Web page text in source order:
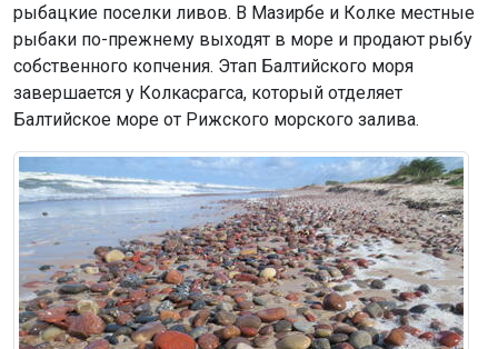
рыбацкие поселки ливов. В Мазирбе и Колке местные
рыбаки по-прежнему выходят в море и продают рыбу
собственного копчения. Этап Балтийского моря
завершается у Колкасрагса, который отделяет
Балтийское море от Рижского морского залива.